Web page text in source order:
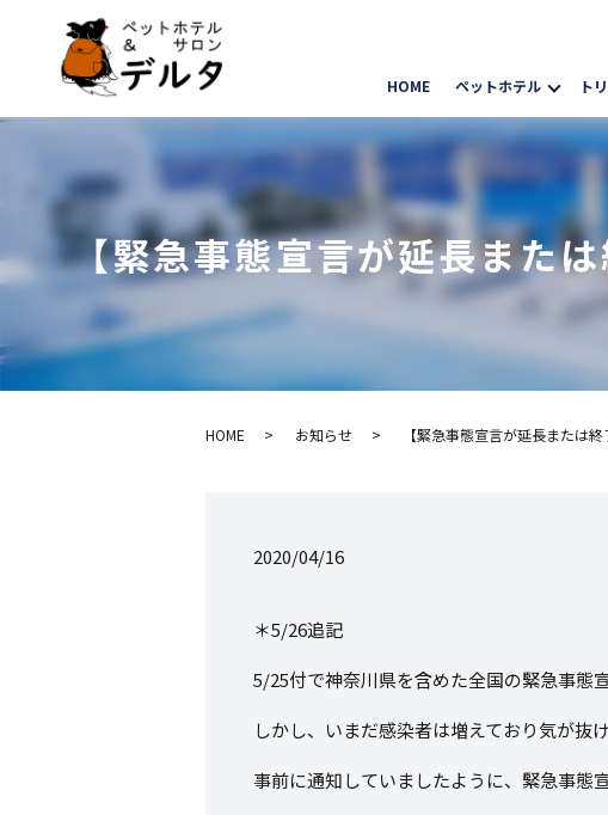
HOME ペットホテル ト
【緊急事態宣言が延長また
HOME お知らせ 【緊急事態宣言が延長または
2020/04/16
＊5/26追記
5/25付で神奈川県を含めた全国の緊急事態
しかし、いまだ感染者は増えており気が抜
事前に通知していましたように、緊急事態